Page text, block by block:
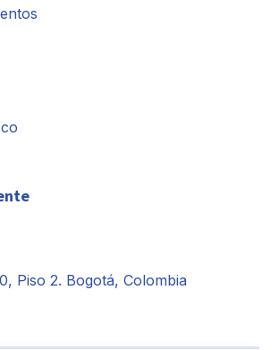
Piso 2. Bogotá, Colombia